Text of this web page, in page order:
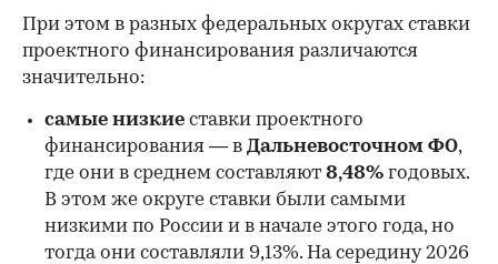
При этом в разных федеральных округах ставки
проектного финансирования различаются
значительно:
самые низкие ставки проектного
финансирования — в Дальневосточном ФО,
где они в среднем составляют 8,48% годовых.
В этом же округе ставки были самыми
низкими по России и в начале этого года, но
тогда они составляли 9,13%. На середину 2026